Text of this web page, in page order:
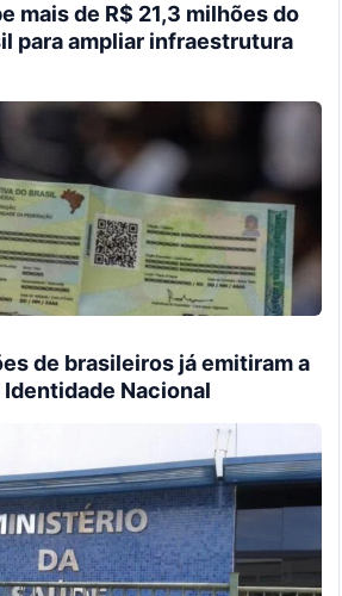
mais de R$ 21,3 milhões do
para ampliar infraestrutura
de brasileiros já emitiram a
Nacional